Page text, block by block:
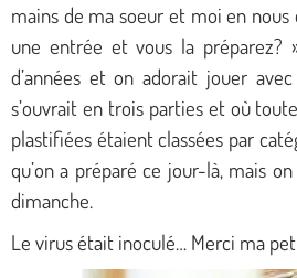
mains de ma soeur et moi en nous
une entrée et vous la préparez?
d’années et on adorait jouer
s’ouvrait en trois parties et où
plastifiées étaient classées par
qu’on a préparé ce jour-là, mais
dimanche.
Le virus était inoculé… Merci ma